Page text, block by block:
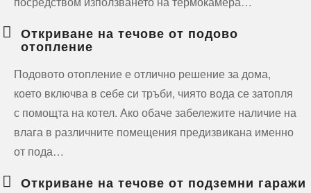
Откриване на течове от подово
отопление
Подовото отопление е отлично решение за дома,
което включва в себе си тръби, чиято вода се затопля
с помощта на котел. Ако обаче забележите наличие на
влага в различните помещения предизвикана именно
от пода…
Откриване на течове от подземни гаражи